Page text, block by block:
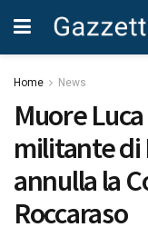
Home News
Muore
militante di
annulla la
Roccaraso